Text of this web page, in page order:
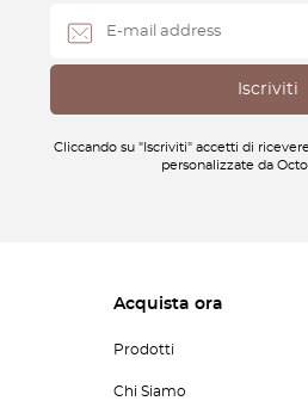
Cliccando su "Iscriviti" accetti di
personalizzate da
Acquista ora
Prodotti
Chi Siamo